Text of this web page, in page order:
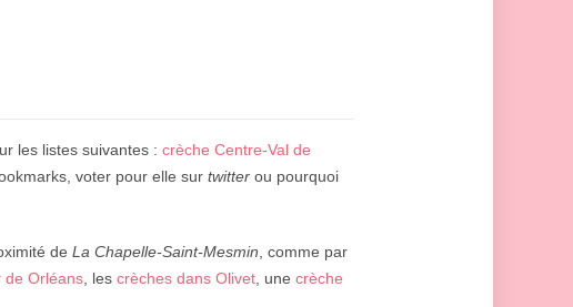
les listes suivantes : crèche Centre-Val de
voter pour elle sur twitter ou pourquoi
de La Chapelle-Saint-Mesmin , comme par
de Orléans , les crèches dans Olivet , une crèche